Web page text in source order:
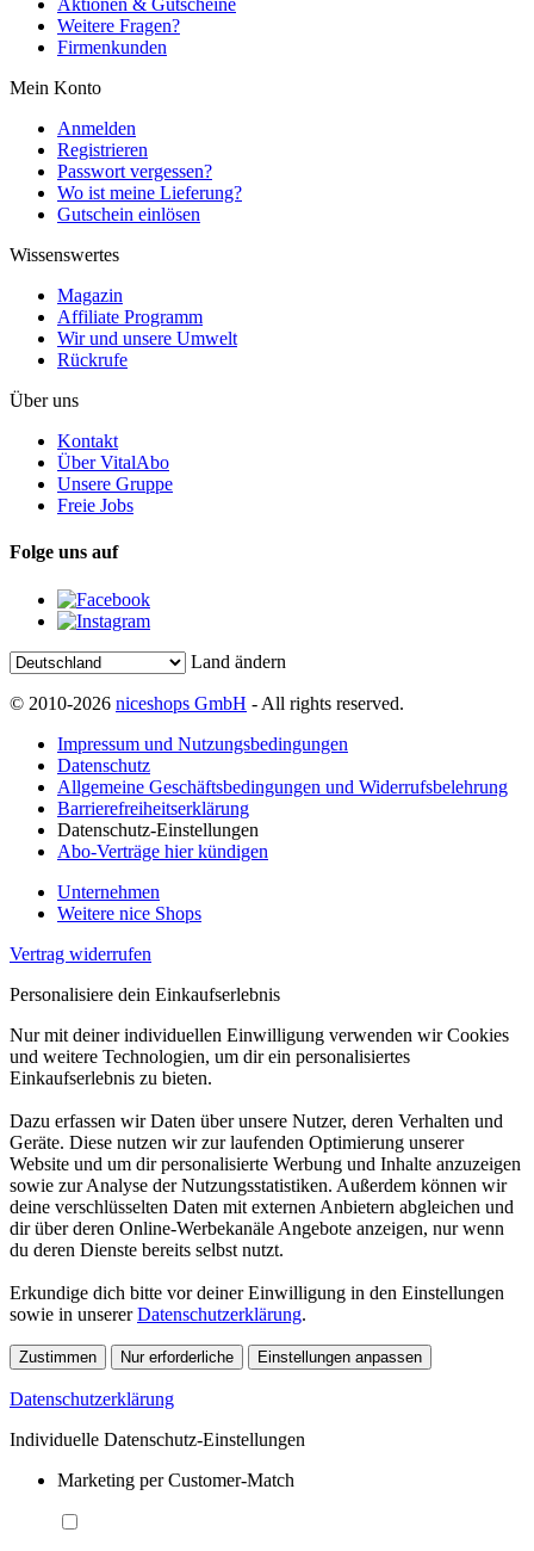
Aktionen & Gutscheine
Weitere Fragen?
Firmenkunden
Mein Konto
Anmelden
Registrieren
Passwort vergessen?
Wo ist meine Lieferung?
Gutschein einlösen
Wissenswertes
Magazin
Affiliate Programm
Wir und unsere Umwelt
Rückrufe
Über uns
Kontakt
Über VitalAbo
Unsere Gruppe
Freie Jobs
Folge uns auf
Land ändern
© 2010-2026 niceshops GmbH - All rights reserved.
Impressum und Nutzungsbedingungen
Datenschutz
Allgemeine Geschäftsbedingungen und Widerrufsbelehrung
Barrierefreiheitserklärung
Datenschutz-Einstellungen
Abo-Verträge hier kündigen
Unternehmen
Weitere nice Shops
Vertrag widerrufen
Personalisiere dein Einkaufserlebnis
Nur mit deiner individuellen Einwilligung verwenden wir Cookies
und weitere Technologien, um dir ein personalisiertes
Einkaufserlebnis zu bieten.
Dazu erfassen wir Daten über unsere Nutzer, deren Verhalten und
Geräte. Diese nutzen wir zur laufenden Optimierung unserer
Website und um dir personalisierte Werbung und Inhalte anzuzeigen
sowie zur Analyse der Nutzungsstatistiken. Außerdem können wir
deine verschlüsselten Daten mit externen Anbietern abgleichen und
dir über deren Online-Werbekanäle Angebote anzeigen, nur wenn
du deren Dienste bereits selbst nutzt.
Erkundige dich bitte vor deiner Einwilligung in den Einstellungen
sowie in unsererDatenschutzerklärung.
Zustimmen Nur erforderliche Einstellungen anpassen
Datenschutzerklärung
Individuelle Datenschutz-Einstellungen
Marketing per Customer-Match